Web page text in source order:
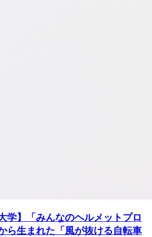
学】「みんなのヘルメットプロ
ら生まれた「風が抜ける自転車